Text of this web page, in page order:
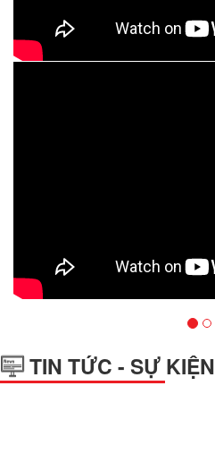
TIN TỨC - SỰ KIỆN